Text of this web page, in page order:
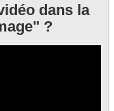
dans la
?